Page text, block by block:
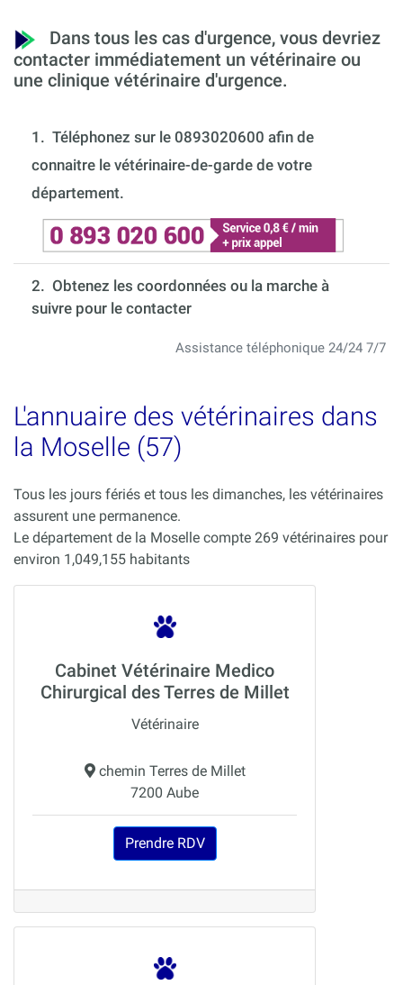
Dans tous les cas d'urgence, vous devriez
contacter immédiatement un vétérinaire ou
une clinique vétérinaire d'urgence.
1. Téléphonez sur le 0893020600 afin de
connaitre le vétérinaire-de-garde de votre
département.
2. Obtenez les coordonnées ou la marche à
suivre pour le contacter
Assistance téléphonique 24/24 7/7
L'annuaire des vétérinaires dans
la Moselle (57)
Tous les jours fériés et tous les dimanches, les vétérinaires
assurent une permanence.
Le département de la Moselle compte 269 vétérinaires pour
environ 1,049,155 habitants
Cabinet Vétérinaire Medico
Chirurgical des Terres de Millet
Vétérinaire
chemin Terres de Millet
7200 Aube
Prendre RDV